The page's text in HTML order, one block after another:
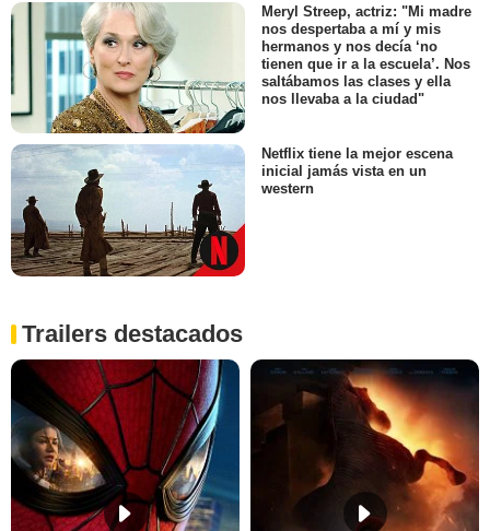
Meryl Streep, actriz: "Mi madre
nos despertaba a mí y mis
hermanos y nos decía ‘no
tienen que ir a la escuela’. Nos
saltábamos las clases y ella
nos llevaba a la ciudad"
Netflix tiene la mejor escena
inicial jamás vista en un
western
Trailers destacados